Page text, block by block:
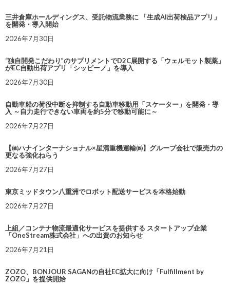
三井倉庫ホールディングス、受託物流業務に 「生成AI出荷検品アプリ」
を開発・導入開始
2026年7月30日
“独自開発こだわり”のサプリメントでD2C展開する「ウェルモット製薬」
がEC自動出荷アプリ「シッピーノ」を導入
2026年7月30日
自動車船の荷役中断を抑制する自動車移動用「スケーター」を開発・導
入 ～自力走行できない車両を約5分で移動可能に～
2026年7月27日
【㈱ハナインターナショナル×星清重機運輸㈱】グループ会社で販売力の
更なる強化ねらう
2026年7月27日
東京ミッドタウン八重洲でロボット配送サービスを本格始動
2026年7月27日
上組／コンテナ物流最適化サービスを提供する スタートアップ企業
「OneStream株式会社」への出資のお知らせ
2026年7月21日
ZOZO、BONJOUR SAGANの自社EC拡大に向け「Fulfillment by
ZOZO」を提供開始